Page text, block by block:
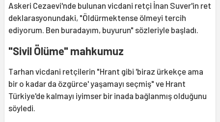
Askeri Cezaevi'nde bulunan vicdani retçi İnan Suver'in ret
deklarasyonundaki, "Öldürmektense ölmeyi tercih
ediyorum. Ben buradayım, buyurun" sözleriyle başladı.
"Sivil Ölüme" mahkumuz
Tarhan vicdani retçilerin "Hrant gibi 'biraz ürkekçe ama
bir o kadar da özgürce' yaşamayı seçmiş" ve Hrant
Türkiye'de kalmayı iyimser bir inada bağlanmış olduğunu
söyledi.